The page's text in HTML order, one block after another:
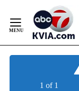
Content
1 of 1